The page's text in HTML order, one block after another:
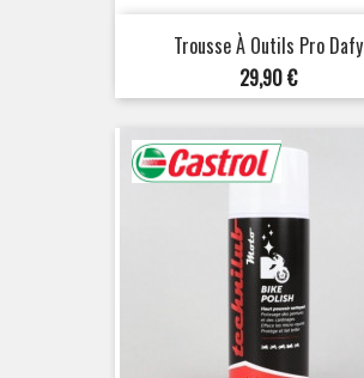
Trousse À Outils Pro Dafy
Prix
29,90 €